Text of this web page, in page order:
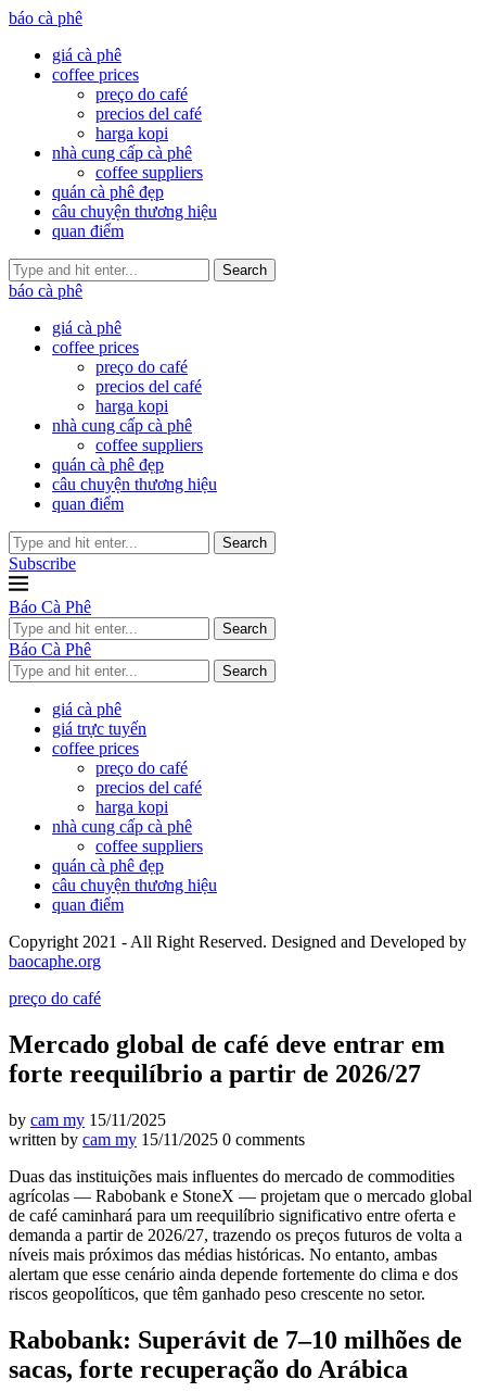
báo cà phê
giá cà phê
coffee prices
preço do café
precios del café
harga kopi
nhà cung cấp cà phê
coffee suppliers
quán cà phê đẹp
câu chuyện thương hiệu
quan điểm
Search
báo cà phê
giá cà phê
coffee prices
preço do café
precios del café
harga kopi
nhà cung cấp cà phê
coffee suppliers
quán cà phê đẹp
câu chuyện thương hiệu
quan điểm
Search
Subscribe
Báo Cà Phê
Search
Báo Cà Phê
Search
giá cà phê
giá trực tuyến
coffee prices
preço do café
precios del café
harga kopi
nhà cung cấp cà phê
coffee suppliers
quán cà phê đẹp
câu chuyện thương hiệu
quan điểm
Copyright 2021 - All Right Reserved. Designed and Developed by
baocaphe.org
preço do café
Mercado global de café deve entrar em
forte reequilíbrio a partir de 2026/27
by cam my 15/11/2025
written by cam my 15/11/2025 0 comments
Duas das instituições mais influentes do mercado de commodities
agrícolas — Rabobank e StoneX — projetam que o mercado global
de café caminhará para um reequilíbrio significativo entre oferta e
demanda a partir de 2026/27, trazendo os preços futuros de volta a
níveis mais próximos das médias históricas. No entanto, ambas
alertam que esse cenário ainda depende fortemente do clima e dos
riscos geopolíticos, que têm ganhado peso crescente no setor.
Rabobank: Superávit de 7–10 milhões de
sacas, forte recuperação do Arábica